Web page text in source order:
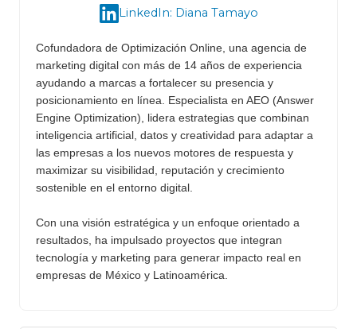
LinkedIn: Diana Tamayo
Cofundadora de Optimización Online, una agencia de
marketing digital con más de 14 años de experiencia
ayudando a marcas a fortalecer su presencia y
posicionamiento en línea. Especialista en AEO (Answer
Engine Optimization), lidera estrategias que combinan
inteligencia artificial, datos y creatividad para adaptar a
las empresas a los nuevos motores de respuesta y
maximizar su visibilidad, reputación y crecimiento
sostenible en el entorno digital.
Con una visión estratégica y un enfoque orientado a
resultados, ha impulsado proyectos que integran
tecnología y marketing para generar impacto real en
empresas de México y Latinoamérica.